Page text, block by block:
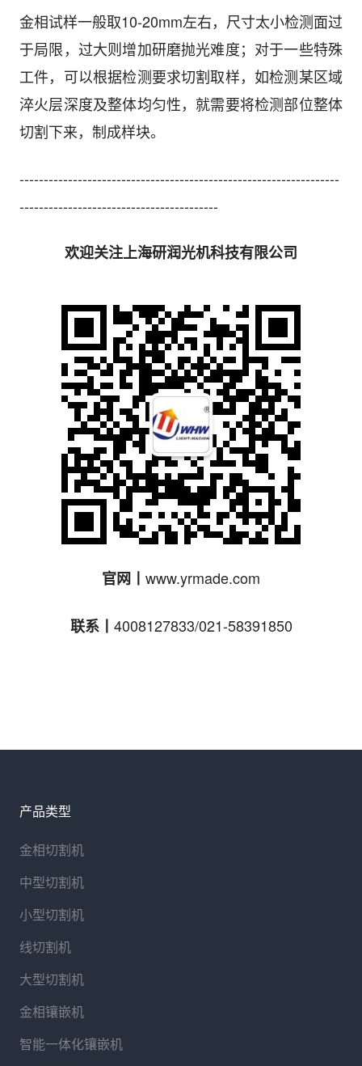
金相试样一般取10-20mm左右，尺寸太小检测面过
于局限，过大则增加研磨抛光难度；对于一些特殊
工件，可以根据检测要求切割取样，如检测某区域
淬火层深度及整体均匀性，就需要将检测部位整体
切割下来，制成样块。
------------------------------------------------------------------
-----------------------------------------
欢迎关注上海研润光机科技有限公司
官网丨 www.yrmade.com
联系丨 4008127833/021-58391850
产品类型
金相切割机
中型切割机
小型切割机
线切割机
大型切割机
金相镶嵌机
智能一体化镶嵌机